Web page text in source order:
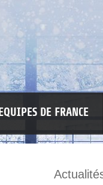
EQUIPES DE FRANCE